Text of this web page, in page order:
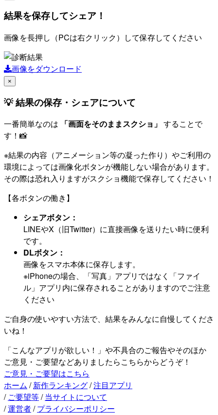
結果を保存してシェア！
画像を長押し（PCは右クリック）して保存してください
画像をダウンロード
×
💡 結果の保存・シェアについて
一番簡単なのは 「画面をそのままスクショ」 することで
す！📸
※結果の内容（アニメーション等の凝った作り）やご利用の
環境によっては画像化ボタンが機能しない場合があります。
その際は恐れ入りますがスクショ機能で保存してください！
【各ボタンの働き】
シェアボタン：
LINEやX（旧Twitter）に直接画像を送りたい時に便利
です。
DLボタン：
画像をスマホ本体に保存します。
※iPhoneの場合、「写真」アプリではなく「ファイ
ル」アプリ内に保存されることがありますのでご注意
ください
ご自身の使いやすい方法で、結果をみんなに自慢してくださ
いね！
「こんなアプリが欲しい！」や不具合のご報告やそのほか
ご意見・ご要望などありましたらこちらからどうぞ！
ご意見・ご要望はこちら
ホーム / 新作ランキング/注目アプリ
/ ご要望等/ 当サイトについて
/運営者/ プライバシーポリシー